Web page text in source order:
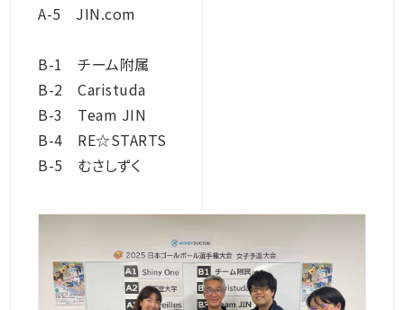
A-5 JIN.com
B-1 チーム附属
B-2 Caristuda
B-3 Team JIN
B-4 RE☆STARTS
B-5 むさしずく